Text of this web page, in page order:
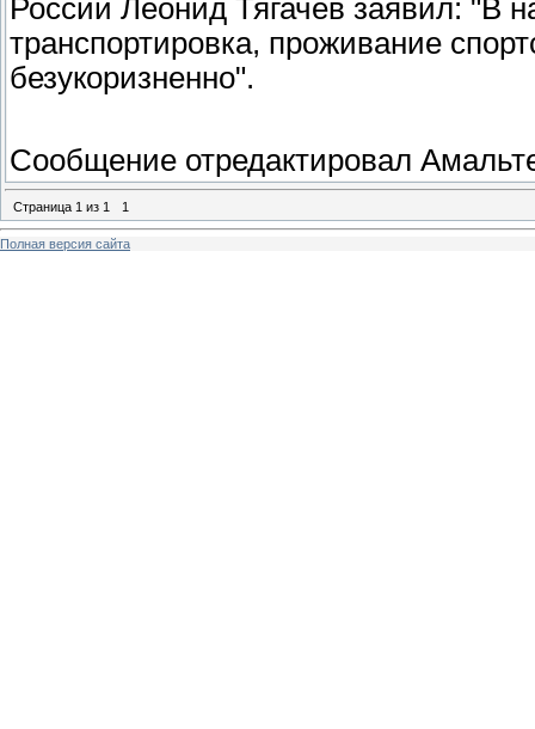
России Леонид Тягачев заявил: "В
транспортировка, проживание
безукоризненно".
Сообщение отредактировал
Страница 1 из 1 1
Полная версия сайта